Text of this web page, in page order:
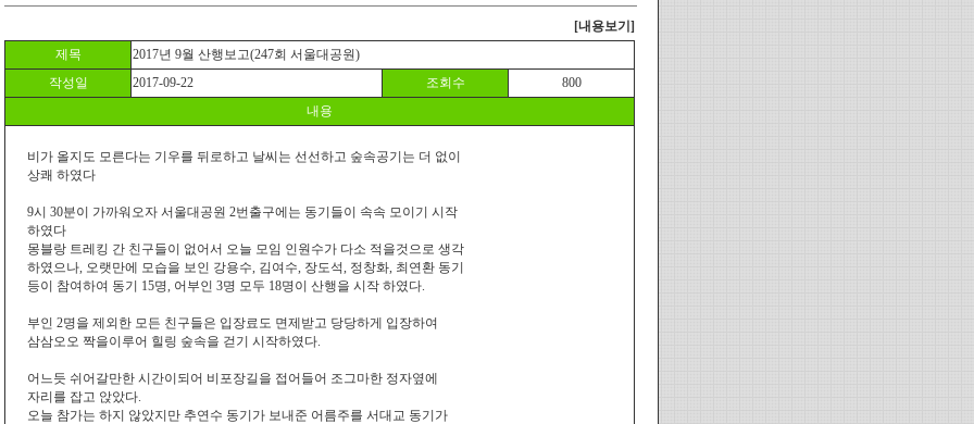
[내용보기]
제목
2017년 9월 산행보고(247회 서울대공원)
작성일
2017-09-22 조회수
800
내용
비가 올지도 모른다는 기우를 뒤로하고 날씨는 선선하고 숲속공기는 더 없이
상쾌 하였다
9시 30분이 가까워오자 서울대공원 2번출구에는 동기들이 속속 모이기 시작
하였다
몽블랑 트레킹 간 친구들이 없어서 오늘 모임 인원수가 다소 적을것으로 생각
하였으나, 오랫만에 모습을 보인 강용수, 김여수, 장도석, 정창화, 최연환 동기
등이 참여하여 동기 15명, 어부인 3명 모두 18명이 산행을 시작 하였다.
부인 2명을 제외한 모든 친구들은 입장료도 면제받고 당당하게 입장하여
삼삼오오 짝을이루어 힐링 숲속을 걷기 시작하였다.
어느듯 쉬어갈만한 시간이되어 비포장길을 접어들어 조그마한 정자옆에
자리를 잡고 앉았다.
오늘 참가는 하지 않았지만 추연수 동기가 보내준 어름주를 서대교 동기가